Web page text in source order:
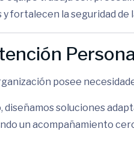
fortalecen la seguridad de
posee
diseñamos soluciones
un acompañamiento